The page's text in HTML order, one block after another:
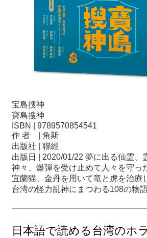
宝島捜神
寶島搜神
ISBN | 9789570854541
作 者 | 角斯
出版社 | 聯經
出版日 | 2020/01/22 夢に出る仙霊、
神々、爆弾を受け止めて人々を守っ
宜蘭猫、金丹を用いて竜と虎を治療
台湾の怪力乱神にまつわる108の物
日本語で読める台湾のホ